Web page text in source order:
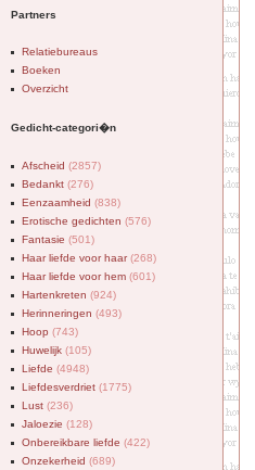
Partners
Relatiebureaus
Boeken
Overzicht
Gedicht-categori�n
Afscheid (2857)
Bedankt (276)
Eenzaamheid (838)
Erotische gedichten (576)
Fantasie (501)
Haar liefde voor haar(268)
Haar liefde voor hem (601)
Hartenkreten (924)
Herinneringen (493)
Hoop (743)
Huwelijk (105)
Liefde (4948)
Liefdesverdriet (1775)
Lust (236)
Jaloezie (128)
Onbereikbare liefde (422)
Onzekerheid (689)